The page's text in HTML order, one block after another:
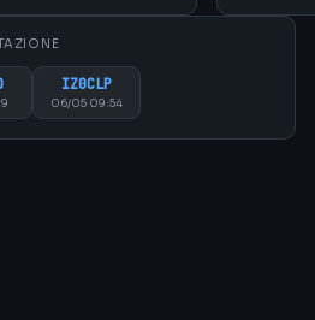
IZ0CLP
06/05 09:54